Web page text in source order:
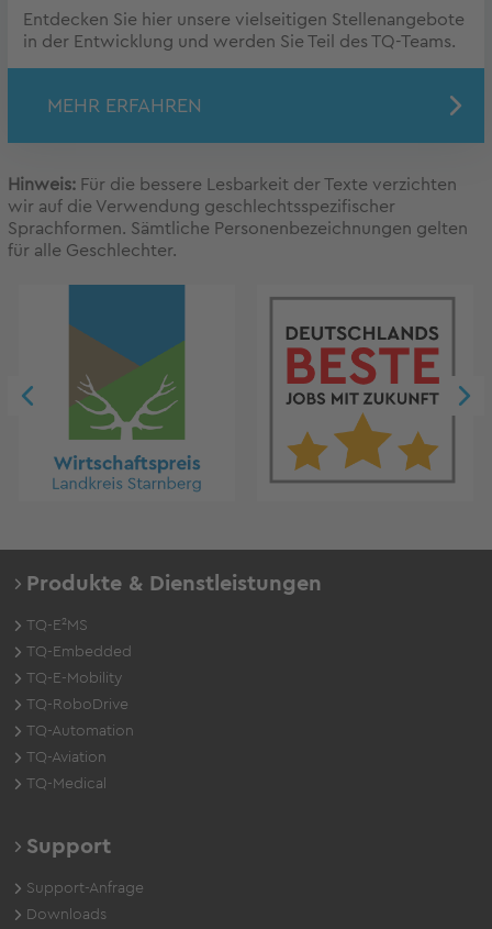
Entdecken Sie hier unsere vielseitigen Stellenangebote
in der Entwicklung und werden Sie Teil des TQ-Teams.
MEHR ERFAHREN
Hinweis: Für die bessere Lesbarkeit der Texte verzichten
wir auf die Verwendung geschlechtsspezifischer
Sprachformen. Sämtliche Personenbezeichnungen gelten
für alle Geschlechter.
Produkte & Dienstleistungen
TQ-E²MS
TQ-Embedded
TQ-E-Mobility
TQ-RoboDrive
TQ-Automation
TQ-Aviation
TQ-Medical
Support
Support-Anfrage
Downloads